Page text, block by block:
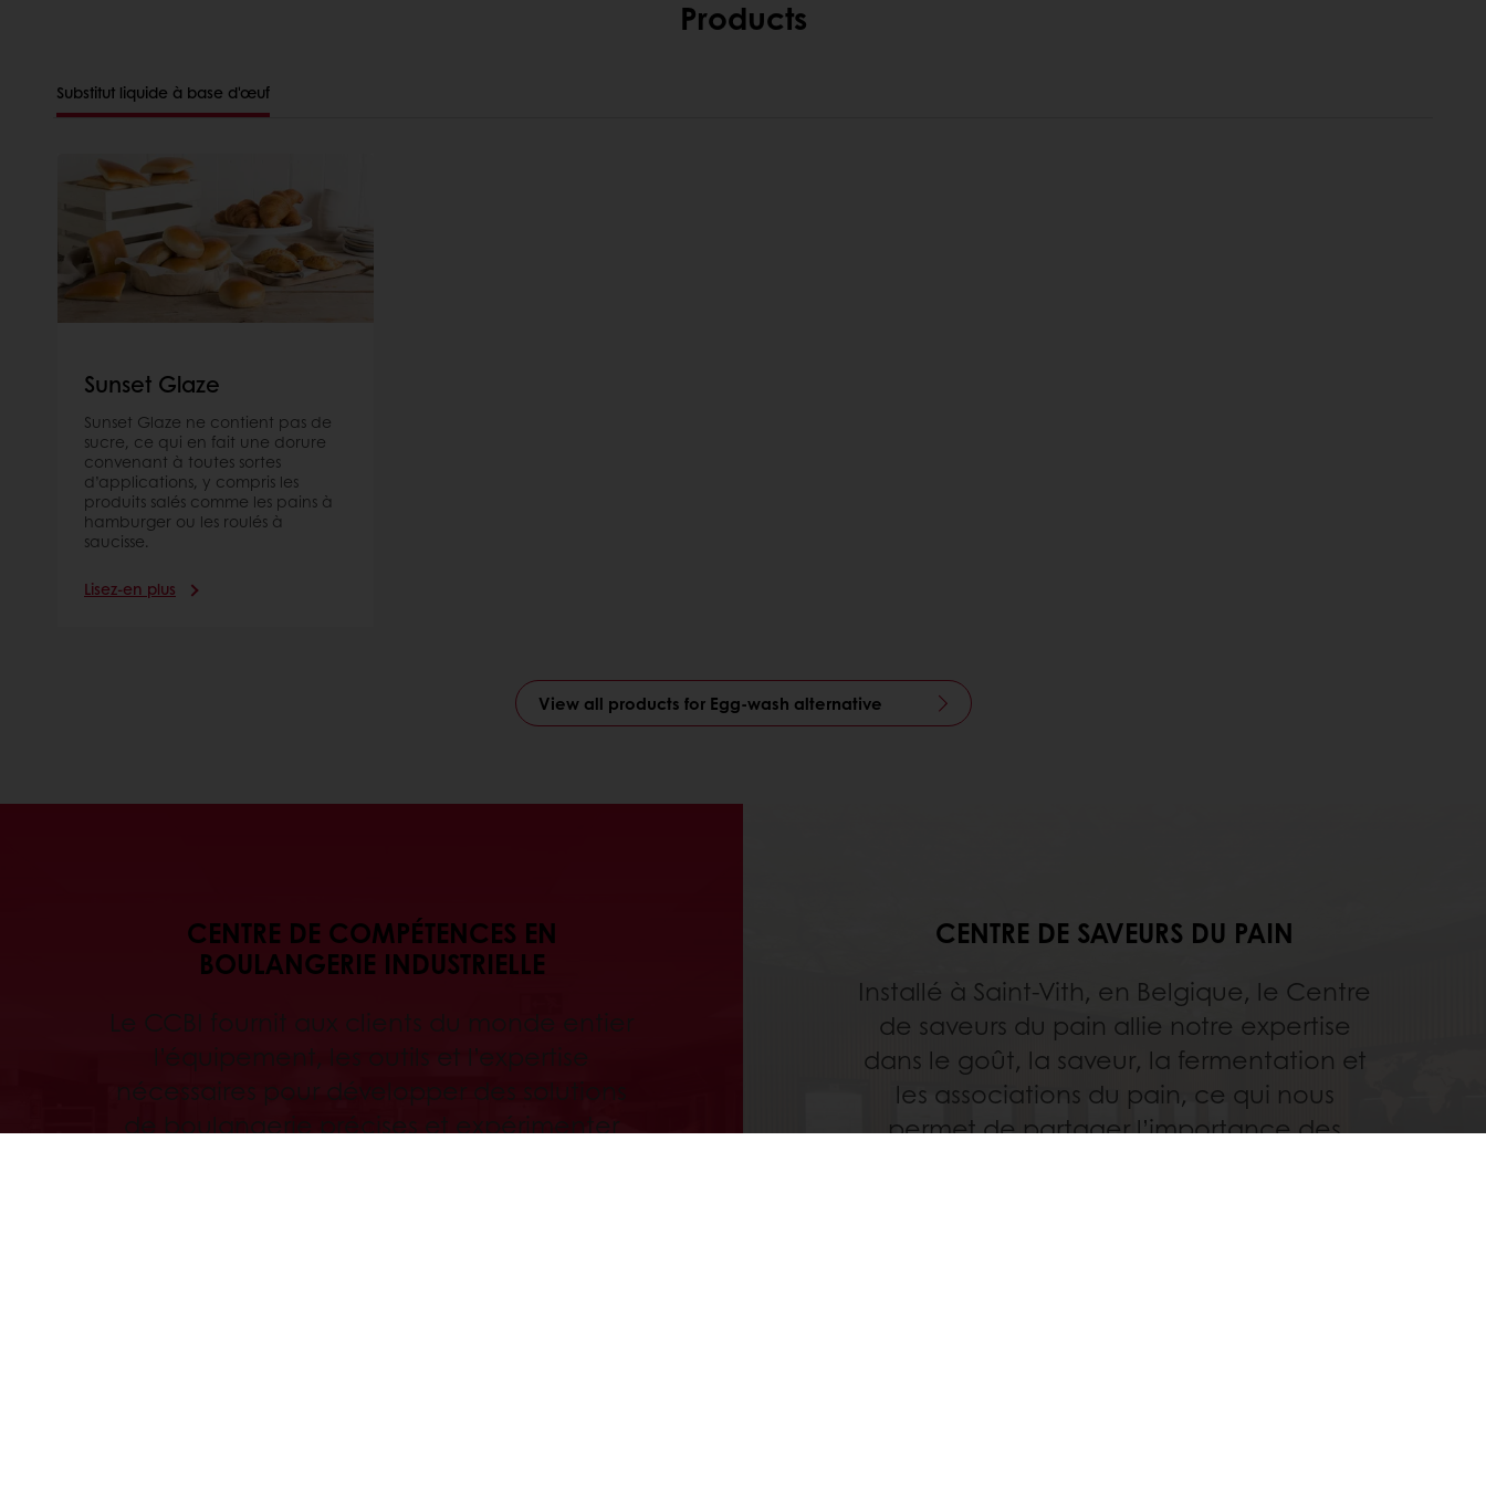
Products
Substitut liquide à base d'œuf
Sunset Glaze
Sunset Glaze ne contient pas de
sucre, ce qui en fait une dorure
convenant à toutes sortes
d’applications, y compris les
produits salés comme les pains à
hamburger ou les roulés à
saucisse.
Lisez-en plus
View all products for Egg-wash alternative
CENTRE DE COMPÉTENCES EN
BOULANGERIE INDUSTRIELLE
Le CCBI fournit aux clients du monde entier
l’équipement, les outils et l’expertise
nécessaires pour développer des solutions
de boulangerie précises et expérimenter
CENTRE DE SAVEURS DU PAIN
Installé à Saint-Vith, en Belgique, le Centre
de saveurs du pain allie notre expertise
dans le goût, la saveur, la fermentation et
les associations du pain, ce qui nous
permet de partager l’importance des